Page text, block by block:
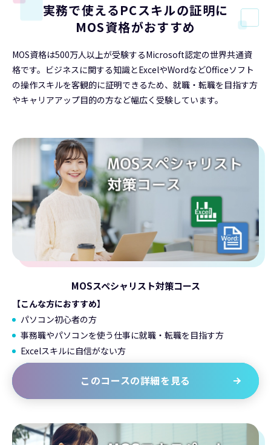
実務で使えるPCスキルの証明に
MOS資格がおすすめ
MOS資格は500万人以上が受験するMicrosoft認定の世界共通資
格です。ビジネスに関する知識とExcelやWordなどOfficeソフト
の操作スキルを客観的に証明できるため、就職・転職を目指す方
やキャリアアップ目的の方など幅広く受験しています。
MOSスペシャリスト対策コース
【こんな方におすすめ】
パソコン初心者の方
事務職やパソコンを使う仕事に就職・転職を目指す方
Excelスキルに自信がない方
このコースの詳細を見る